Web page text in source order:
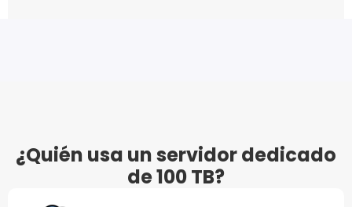
¿Quién usa un servidor dedicado
de 100 TB?